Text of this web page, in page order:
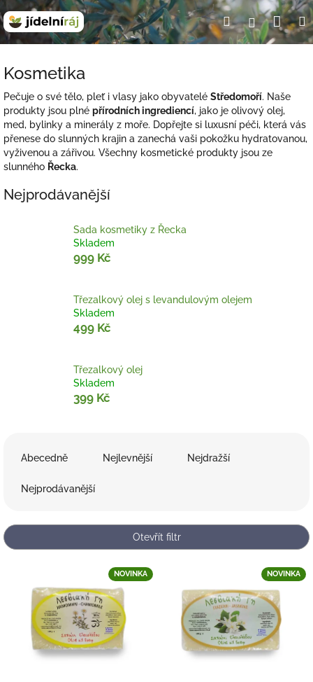
na
obsah
HledatPřihlášení
Kosmetika
Pečuje o své tělo, pleť i vlasy jako obyvatelé Středomoří. Naše
produkty jsou plné přírodních ingrediencí, jako je olivový olej,
med, bylinky a minerály z moře. Dopřejte si luxusní péči, která vás
přenese do slunných krajin a zanechá vaši pokožku hydratovanou,
vyživenou a zářivou. Všechny kosmetické produkty jsou ze
slunného Řecka.
Nejprodávanější
Sada kosmetiky z Řecka
Skladem
999 Kč
Třezalkový olej s levandulovým olejem
Skladem
499 Kč
Třezalkový olej
Skladem
399 Kč
p
r
Abecedně Nejlevnější Nejdražší
Nejprodávanější
Otevřít filtr
NOVINKA NOVINKA